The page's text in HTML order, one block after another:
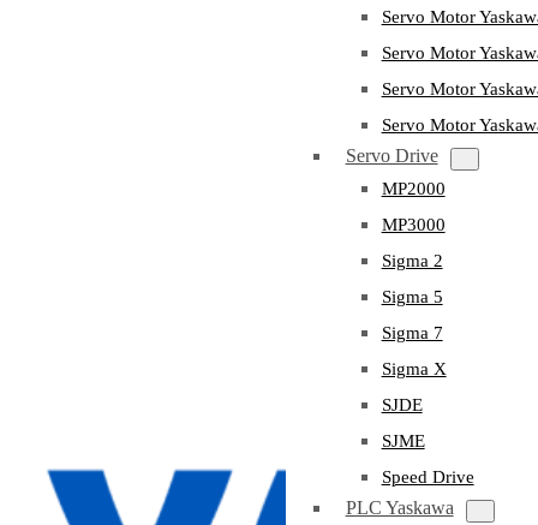
Servo Motor
Servo Motor
Servo Motor
Servo Motor
Servo Drive
MP2000
MP3000
Sigma 2
Sigma 5
Sigma 7
Sigma X
SJDE
SJME
Speed Drive
PLC Yaskawa